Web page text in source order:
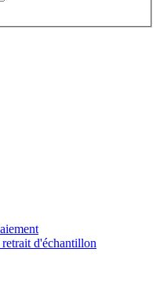
d'échantillon